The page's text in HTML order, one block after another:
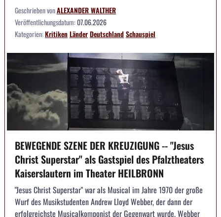
Geschrieben vonALEXANDER WALTHER
Veröffentlichungsdatum:07.06.2026
Kategorien:KritikenLänderDeutschlandSchauspiel
BEWEGENDE SZENE DER KREUZIGUNG -- "Jesus
Christ Superstar" als Gastspiel des Pfalztheaters
Kaiserslautern im Theater HEILBRONN
"Jesus Christ Superstar" war als Musical im Jahre 1970 der große
Wurf des Musikstudenten Andrew Lloyd Webber, der dann der
erfolgreichste Musicalkomponist der Gegenwart wurde. Webber